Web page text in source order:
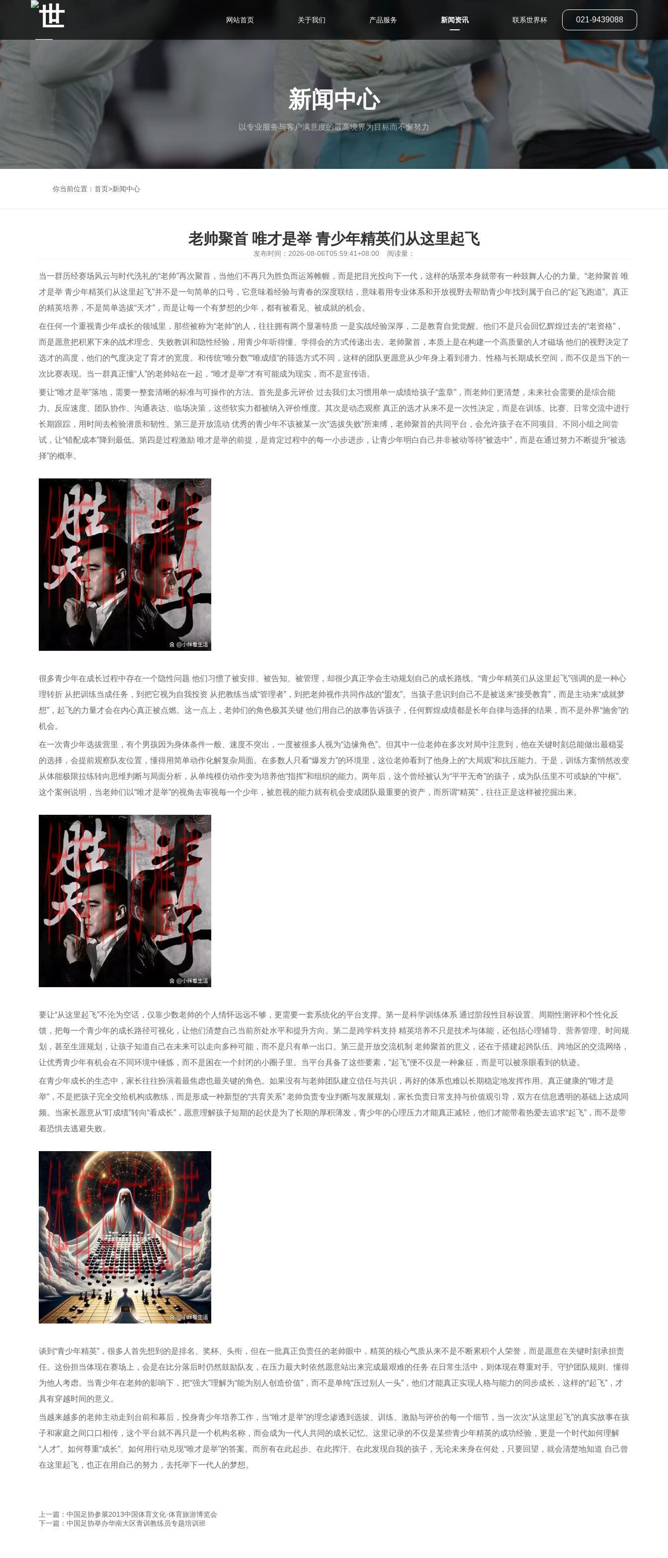
网站首页 关于我们 产品服务 新闻资讯 联系世界杯 021-9439088
新闻中心
以专业服务与客户满意度的最高境界为目标而不懈努力
你当前位置： 首页>新闻中心
老帅聚首 唯才是举 青少年精英们从这里起飞
发布时间：2026-08-06T05:59:41+08:00 阅读量：
当一群历经赛场风云与时代洗礼的“老帅”再次聚首，当他们不再只为胜负而运筹帷幄，而是把目光投向下一代，这样的场景本身就带有一种鼓舞人心的力量。“老帅聚首 唯
才是举 青少年精英们从这里起飞”并不是一句简单的口号，它意味着经验与青春的深度联结，意味着用专业体系和开放视野去帮助青少年找到属于自己的“起飞跑道”。真正
的精英培养，不是简单选拔“天才”，而是让每一个有梦想的少年，都有被看见、被成就的机会。
在任何一个重视青少年成长的领域里，那些被称为“老帅”的人，往往拥有两个显著特质 一是实战经验深厚，二是教育自觉觉醒。他们不是只会回忆辉煌过去的“老资格”，
而是愿意把积累下来的战术理念、失败教训和隐性经验，用青少年听得懂、学得会的方式传递出去。老帅聚首，本质上是在构建一个高质量的人才磁场 他们的视野决定了
选才的高度，他们的气度决定了育才的宽度。和传统“唯分数”“唯成绩”的筛选方式不同，这样的团队更愿意从少年身上看到潜力、性格与长期成长空间，而不仅是当下的一
次比赛表现。当一群真正懂“人”的老帅站在一起，“唯才是举”才有可能成为现实，而不是宣传语。
要让“唯才是举”落地，需要一整套清晰的标准与可操作的方法。首先是多元评价 过去我们太习惯用单一成绩给孩子“盖章”，而老帅们更清楚，未来社会需要的是综合能
力。反应速度、团队协作、沟通表达、临场决策，这些软实力都被纳入评价维度。其次是动态观察 真正的选才从来不是一次性决定，而是在训练、比赛、日常交流中进行
长期跟踪，用时间去检验潜质和韧性。第三是开放流动 优秀的青少年不该被某一次“选拔失败”所束缚，老帅聚首的共同平台，会允许孩子在不同项目、不同小组之间尝
试，让“错配成本”降到最低。第四是过程激励 唯才是举的前提，是肯定过程中的每一小步进步，让青少年明白自己并非被动等待“被选中”，而是在通过努力不断提升“被选
择”的概率。
很多青少年在成长过程中存在一个隐性问题 他们习惯了被安排、被告知、被管理，却很少真正学会主动规划自己的成长路线。“青少年精英们从这里起飞”强调的是一种心
理转折 从把训练当成任务，到把它视为自我投资 从把教练当成“管理者”，到把老帅视作共同作战的“盟友”。当孩子意识到自己不是被送来“接受教育”，而是主动来“成就梦
想”，起飞的力量才会在内心真正被点燃。这一点上，老帅们的角色极其关键 他们用自己的故事告诉孩子，任何辉煌成绩都是长年自律与选择的结果，而不是外界“施舍”的
机会。
在一次青少年选拔营里，有个男孩因为身体条件一般、速度不突出，一度被很多人视为“边缘角色”。但其中一位老帅在多次对局中注意到，他在关键时刻总能做出最稳妥
的选择，会提前观察队友位置，懂得用简单动作化解复杂局面。在多数人只看“爆发力”的环境里，这位老帅看到了他身上的“大局观”和抗压能力。于是，训练方案悄然改变
从体能极限拉练转向思维判断与局面分析，从单纯模仿动作变为培养他“指挥”和组织的能力。两年后，这个曾经被认为“平平无奇”的孩子，成为队伍里不可或缺的“中枢”。
这个案例说明，当老帅们以“唯才是举”的视角去审视每一个少年，被忽视的能力就有机会变成团队最重要的资产，而所谓“精英”，往往正是这样被挖掘出来。
要让“从这里起飞”不沦为空话，仅靠少数老帅的个人情怀远远不够，更需要一套系统化的平台支撑。第一是科学训练体系 通过阶段性目标设置、周期性测评和个性化反
馈，把每一个青少年的成长路径可视化，让他们清楚自己当前所处水平和提升方向。第二是跨学科支持 精英培养不只是技术与体能，还包括心理辅导、营养管理、时间规
划，甚至生涯规划，让孩子知道自己在未来可以走向多种可能，而不是只有单一出口。第三是开放交流机制 老帅聚首的意义，还在于搭建起跨队伍、跨地区的交流网络，
让优秀青少年有机会在不同环境中锤炼，而不是困在一个封闭的小圈子里。当平台具备了这些要素，“起飞”便不仅是一种象征，而是可以被亲眼看到的轨迹。
在青少年成长的生态中，家长往往扮演着最焦虑也最关键的角色。如果没有与老帅团队建立信任与共识，再好的体系也难以长期稳定地发挥作用。真正健康的“唯才是
举”，不是把孩子完全交给机构或教练，而是形成一种新型的“共育关系” 老帅负责专业判断与发展规划，家长负责日常支持与价值观引导，双方在信息透明的基础上达成同
频。当家长愿意从“盯成绩”转向“看成长”，愿意理解孩子短期的起伏是为了长期的厚积薄发，青少年的心理压力才能真正减轻，他们才能带着热爱去追求“起飞”，而不是带
着恐惧去逃避失败。
谈到“青少年精英”，很多人首先想到的是排名、奖杯、头衔，但在一批真正负责任的老帅眼中，精英的核心气质从来不是不断累积个人荣誉，而是愿意在关键时刻承担责
任。这份担当体现在赛场上，会是在比分落后时仍然鼓励队友，在压力最大时依然愿意站出来完成最艰难的任务 在日常生活中，则体现在尊重对手、守护团队规则、懂得
为他人考虑。当青少年在老帅的影响下，把“强大”理解为“能为别人创造价值”，而不是单纯“压过别人一头”，他们才能真正实现人格与能力的同步成长，这样的“起飞”，才
具有穿越时间的意义。
当越来越多的老帅主动走到台前和幕后，投身青少年培养工作，当“唯才是举”的理念渗透到选拔、训练、激励与评价的每一个细节，当一次次“从这里起飞”的真实故事在孩
子和家庭之间口口相传，这个平台就不再只是一个机构名称，而会成为一代人共同的成长记忆。这里记录的不仅是某些青少年精英的成功经验，更是一个时代如何理解
“人才”、如何尊重“成长”、如何用行动兑现“唯才是举”的答案。而所有在此起步、在此挥汗、在此发现自我的孩子，无论未来身在何处，只要回望，就会清楚地知道 自己曾
在这里起飞，也正在用自己的努力，去托举下一代人的梦想。
上一篇：中国足协参展2013中国体育文化·体育旅游博览会
下一篇：中国足协举办华南大区青训教练员专题培训班